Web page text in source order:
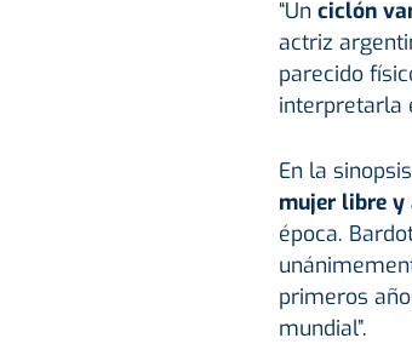
“Un ciclón
actriz
parecido
interpretarla
En la
mujer libre y
época.
primeros
mundial”.